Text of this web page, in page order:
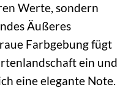
Werte, sondern
Äußeres
Farbgebung fügt
ein und
eine elegante Note.